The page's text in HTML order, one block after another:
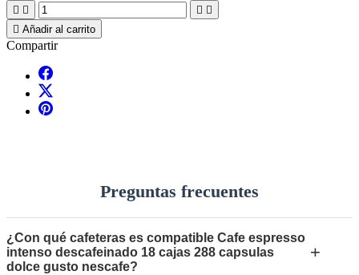
   
 Añadir al carrito
Compartir
Preguntas frecuentes
¿Con qué cafeteras es compatible Cafe espresso
intenso descafeinado 18 cajas 288 capsulas
dolce gusto nescafe?
+